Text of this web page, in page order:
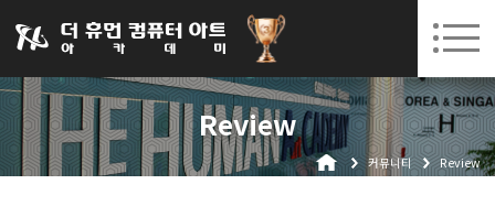
031-252-7277 수원캠퍼스 개강 08. 12.(수)
로그인 회원가입 고객센터
Review
커뮤니티 Review
아카데미소개
인사말